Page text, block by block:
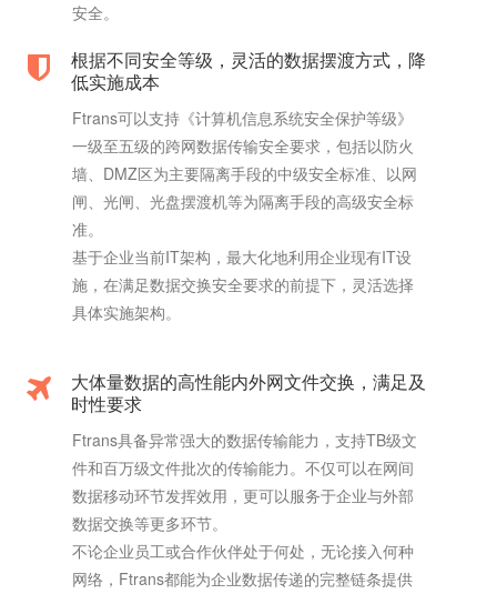
安全。
根据不同安全等级，灵活的数据摆渡方式，降
低实施成本
Ftrans可以支持《计算机信息系统安全保护等级》
一级至五级的跨网数据传输安全要求，包括以防火
墙、DMZ区为主要隔离手段的中级安全标准、以网
闸、光闸、光盘摆渡机等为隔离手段的高级安全标
准。
基于企业当前IT架构，最大化地利用企业现有IT设
施，在满足数据交换安全要求的前提下，灵活选择
具体实施架构。
大体量数据的高性能内外网文件交换，满足及
时性要求
Ftrans具备异常强大的数据传输能力，支持TB级文
件和百万级文件批次的传输能力。不仅可以在网间
数据移动环节发挥效用，更可以服务于企业与外部
数据交换等更多环节。
不论企业员工或合作伙伴处于何处，无论接入何种
网络，Ftrans都能为企业数据传递的完整链条提供